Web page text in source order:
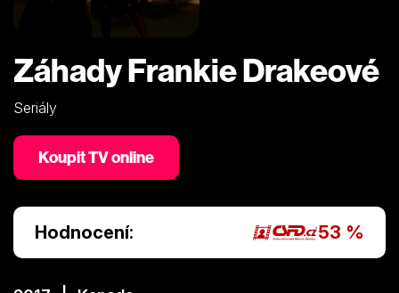
Záhady Frankie Drakeové
Seriály
Koupit TV online
Hodnocení: 53 %